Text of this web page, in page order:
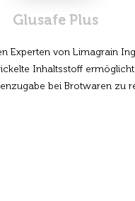
Glusafe Plus
Experten von Limagrain
Inhaltsstoff ermöglicht
bei Brotwaren zu